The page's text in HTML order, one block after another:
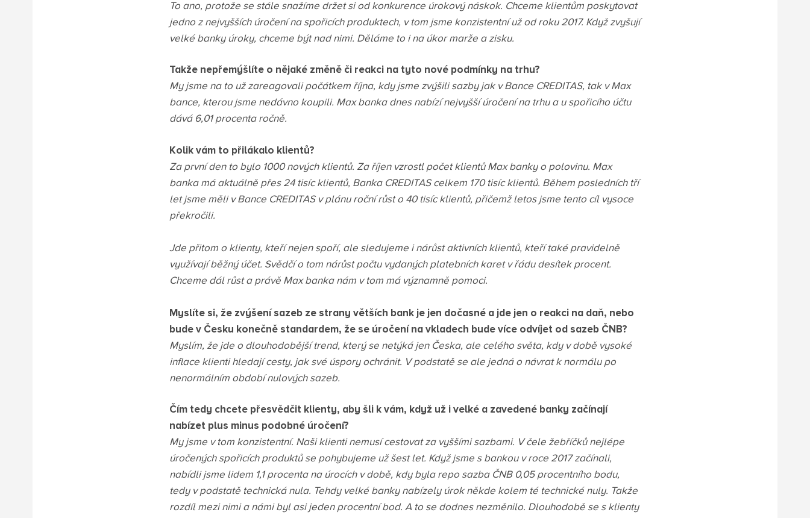
To ano, protože se stále snažíme držet si od konkurence úrokový náskok. Chceme klientům poskytovat
jedno z nejvyšších úročení na spořicích produktech, v tom jsme konzistentní už od roku 2017. Když zvyšují
velké banky úroky, chceme být nad nimi. Děláme to i na úkor marže a zisku.
Takže nepřemýšlíte o nějaké změně či reakci na tyto nové podmínky na trhu?
My jsme na to už zareagovali počátkem října, kdy jsme zvýšili sazby jak v Bance CREDITAS, tak v Max
bance, kterou jsme nedávno koupili. Max banka dnes nabízí nejvyšší úročení na trhu a u spořicího účtu
dává 6,01 procenta ročně.
Kolik vám to přilákalo klientů?
Za první den to bylo 1000 nových klientů. Za říjen vzrostl počet klientů Max banky o polovinu. Max
banka má aktuálně přes 24 tisíc klientů, Banka CREDITAS celkem 170 tisíc klientů. Během posledních tří
let jsme měli v Bance CREDITAS v plánu roční růst o 40 tisíc klientů, přičemž letos jsme tento cíl vysoce
překročili.
Jde přitom o klienty, kteří nejen spoří, ale sledujeme i nárůst aktivních klientů, kteří také pravidelně
využívají běžný účet. Svědčí o tom nárůst počtu vydaných platebních karet v řádu desítek procent.
Chceme dál růst a právě Max banka nám v tom má významně pomoci.
Myslíte si, že zvýšení sazeb ze strany větších bank je jen dočasné a jde jen o reakci na daň, nebo
bude v Česku konečně standardem, že se úročení na vkladech bude více odvíjet od sazeb ČNB?
Myslím, že jde o dlouhodobější trend, který se netýká jen Česka, ale celého světa, kdy v době vysoké
inflace klienti hledají cesty, jak své úspory ochránit. V podstatě se ale jedná o návrat k normálu po
nenormálním období nulových sazeb.
Čím tedy chcete přesvědčit klienty, aby šli k vám, když už i velké a zavedené banky začínají
nabízet plus minus podobné úročení?
My jsme v tom konzistentní. Naši klienti nemusí cestovat za vyššími sazbami. V čele žebříčků nejlépe
úročených spořicích produktů se pohybujeme už šest let. Když jsme s bankou v roce 2017 začínali,
nabídli jsme lidem 1,1 procenta na úrocích v době, kdy byla repo sazba ČNB 0,05 procentního bodu,
tedy v podstatě technická nula. Tehdy velké banky nabízely úrok někde kolem té technické nuly. Takže
rozdíl mezi nimi a námi byl asi jeden procentní bod. A to se dodnes nezměnilo. Dlouhodobě se s klienty